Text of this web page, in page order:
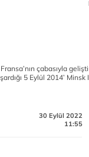
çabasıyla
5 Eylül 2014’ Minsk
30 Eylül 2022
11:55